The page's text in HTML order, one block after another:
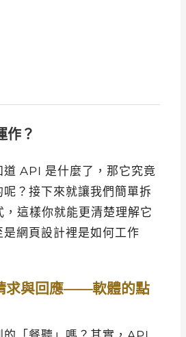
作？
道 API 是什麼了，那它究竟
？接下來就讓我們簡單拆
這樣你就能更清楚理解它
網頁設計裡是如何工作
求與回應——軟體的點